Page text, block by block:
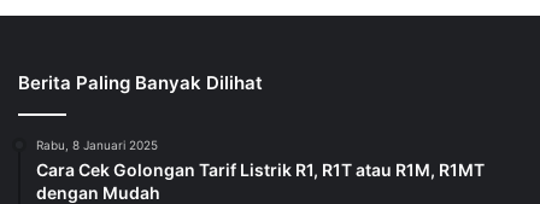
Berita Paling Banyak Dilihat
Rabu, 8 Januari 2025
Cara Cek Golongan Tarif Listrik R1, R1T atau R1M, R1MT
dengan Mudah